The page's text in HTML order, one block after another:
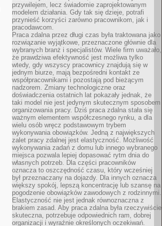
przywilejem, lecz świadomie zaprojektowanym
modelem działania. Gdy tak się dzieje, potrafi
przynieść korzyści zarówno pracownikom, jak i
pracodawcom.
Praca zdalna przez długi czas była traktowana jako
rozwiązanie wyjątkowe, przeznaczone głównie dla
wybranych branż i specjalistów. Wiele firm uważało,
że prawdziwa efektywność jest możliwa tylko
wtedy, gdy wszyscy pracownicy znajdują się w
jednym biurze, mają bezpośredni kontakt ze
współpracownikami i pozostają pod bieżącym
nadzorem. Zmiany technologiczne oraz
doświadczenia ostatnich lat pokazały jednak, że
taki model nie jest jedynym skutecznym sposobem
organizowania pracy. Dziś praca zdalna stała się
ważnym elementem współczesnego rynku, a dla
wielu osób wręcz podstawowym trybem
wykonywania obowiązków. Jedną z największych
zalet pracy zdalnej jest elastyczność. Możliwość
wykonywania zadań z domu lub innego wybranego
miejsca pozwala lepiej dopasować rytm dnia do
własnych potrzeb. Dla części pracowników
oznacza to oszczędność czasu, który wcześniej
był przeznaczany na dojazdy. Dla innych oznacza
większy spokój, lepszą koncentrację lub szansę na
pogodzenie obowiązków zawodowych z rodzinnymi.
Elastyczność nie jest jednak równoznaczna z
brakiem zasad. Aby praca zdalna była rzeczywiście
skuteczna, potrzebuje odpowiednich ram, dobrej
organizacji i wyraźnie określonych oczekiwań.